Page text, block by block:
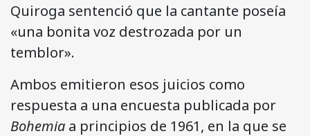
Quiroga sentenció que la cantante poseía
«una bonita voz destrozada por un
temblor».
Ambos emitieron esos juicios como
respuesta a una encuesta publicada por
Bohemia a principios de 1961, en la que se